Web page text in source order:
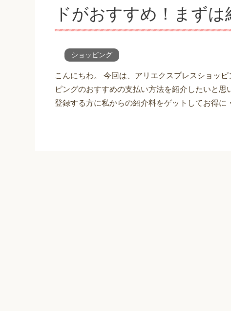
ドがおすすめ！まず
ショッピング
こんにちわ。 今回は、アリエクスプレスショッ
ピングのおすすめの支払い方法を紹介したいと
登録する方に私からの紹介料をゲットしてお得に